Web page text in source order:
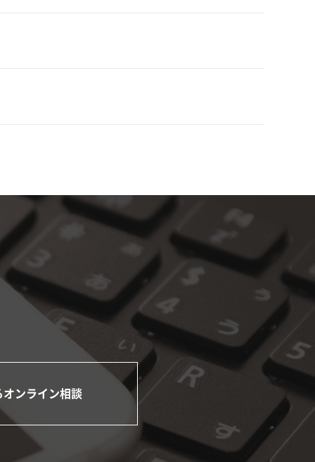
ンライン相談